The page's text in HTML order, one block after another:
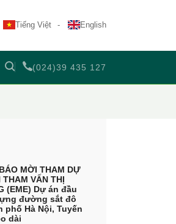
Tiếng Việt English
(024)39 435 127
MỜI THAM DỰ
THAM VẤN THỊ
(EME) Dự án đầu
đường sắt đô
phố Hà Nội, Tuyến
dài